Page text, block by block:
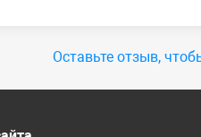
Оставьте отзыв,